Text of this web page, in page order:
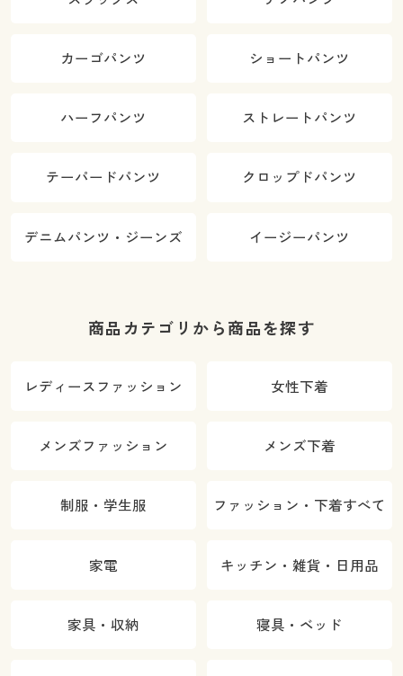
カーゴパンツ ショートパンツ
ハーフパンツ ストレートパンツ
テーパードパンツ クロップドパンツ
デニムパンツ・ジーンズ イージーパンツ
商品カテゴリから商品を探す
レディースファッション 女性下着
メンズファッション メンズ下着
制服・学生服 ファッション・下着すべて
家電 キッチン・雑貨・日用品
家具・収納 寝具・ベッド